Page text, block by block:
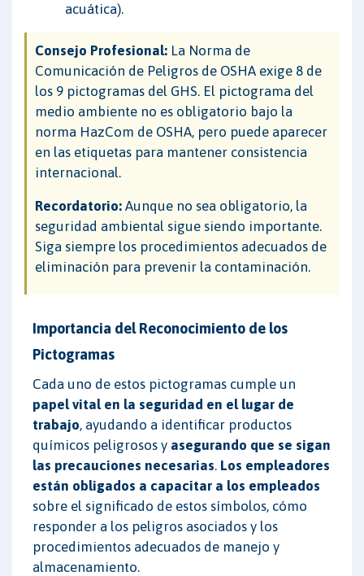
acuática).
Consejo Profesional: La Norma de
Comunicación de Peligros de OSHA exige 8 de
los 9 pictogramas del GHS. El pictograma del
medio ambiente no es obligatorio bajo la
norma HazCom de OSHA, pero puede aparecer
en las etiquetas para mantener consistencia
internacional.
Recordatorio: Aunque no sea obligatorio, la
seguridad ambiental sigue siendo importante.
Siga siempre los procedimientos adecuados de
eliminación para prevenir la contaminación.
Importancia del Reconocimiento de los
Pictogramas
Cada uno de estos pictogramas cumple un
papel vital en la seguridad en el lugar de
trabajo, ayudando a identificar productos
químicos peligrosos y asegurando que se sigan
las precauciones necesarias. Los empleadores
están obligados a capacitar a los empleados
sobre el significado de estos símbolos, cómo
responder a los peligros asociados y los
procedimientos adecuados de manejo y
almacenamiento.